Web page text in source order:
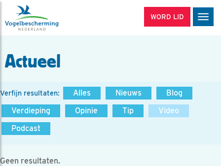
WORD LID
Actueel
Verfijn resultaten: Alles Nieuws
Blog
Verdieping
Opinie Tip
Video
Podcast
Geen resultaten.